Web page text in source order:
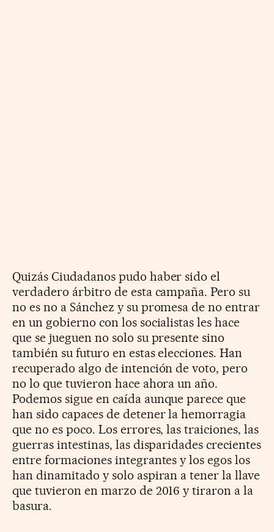
Quizás Ciudadanos pudo haber sido el
verdadero árbitro de esta campaña. Pero su
no es no a Sánchez y su promesa de no entrar
en un gobierno con los socialistas les hace
que se jueguen no solo su presente sino
también su futuro en estas elecciones. Han
recuperado algo de intención de voto, pero
no lo que tuvieron hace ahora un año.
Podemos sigue en caída aunque parece que
han sido capaces de detener la hemorragia
que no es poco. Los errores, las traiciones, las
guerras intestinas, las disparidades crecientes
entre formaciones integrantes y los egos los
han dinamitado y solo aspiran a tener la llave
que tuvieron en marzo de 2016 y tiraron a la
basura.